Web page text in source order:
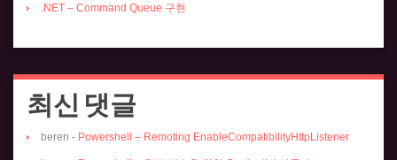
.NET – Command Queue 구현
최신 댓글
beren - Powershell – Remoting EnableCompatibilityHttpListener